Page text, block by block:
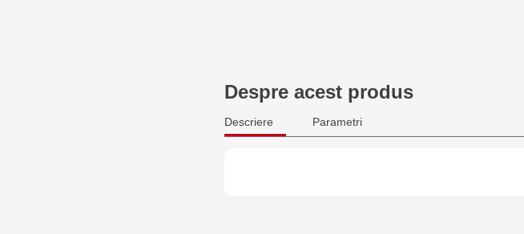
Despre acest produs
Descriere Parametri